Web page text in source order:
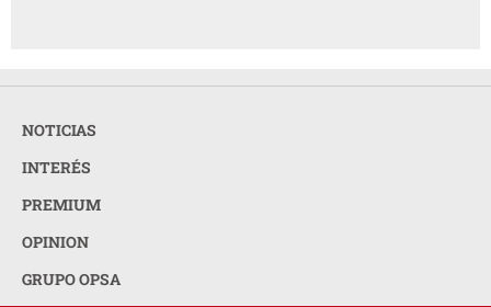
NOTICIAS
INTERÉS
PREMIUM
OPINION
GRUPO OPSA